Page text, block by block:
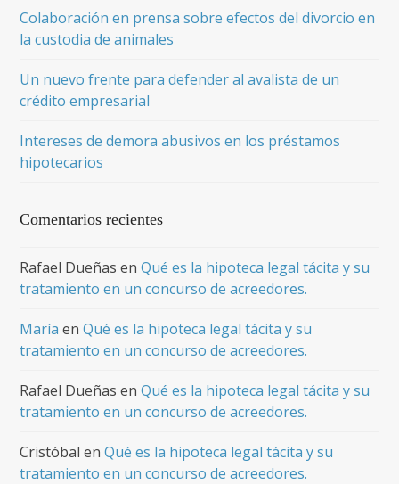
Colaboración en prensa sobre efectos del divorcio en
la custodia de animales
Un nuevo frente para defender al avalista de un
crédito empresarial
Intereses de demora abusivos en los préstamos
hipotecarios
Comentarios recientes
Rafael Dueñas enQué es la hipoteca legal tácita y su
tratamiento en un concurso de acreedores.
María enQué es la hipoteca legal tácita y su
tratamiento en un concurso de acreedores.
Rafael Dueñas enQué es la hipoteca legal tácita y su
tratamiento en un concurso de acreedores.
Cristóbal enQué es la hipoteca legal tácita y su
tratamiento en un concurso de acreedores.